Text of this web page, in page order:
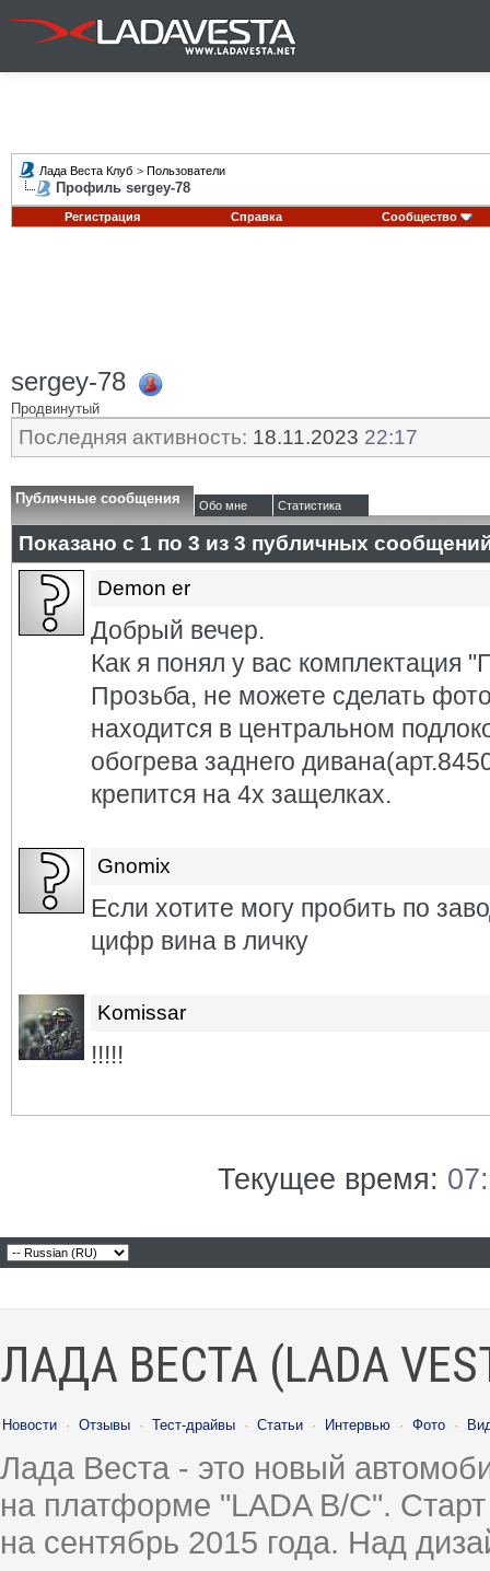
Лада Веста Клуб > Пользователи
Профиль sergey-78
Регистрация Справка Сообщество
sergey-78
Продвинутый
Последняя активность: 18.11.2023 22:17
Публичные сообщения Обо мне Статистика
Показано с 1 по 3 из 3 публичных
Demon er
Добрый вечер.
Как я понял у вас комплектация
Прозьба, не можете сделать
находится в центральном
обогрева заднего
крепится на 4х защелках.
Gnomix
Если хотите могу пробить по
цифр вина в личку
Komissar
!!!!!
Текущее время:
ЛАДА ВЕСТА (LADA
Новости · Отзывы · Тест-драйвы · Статьи · Интервью · Фото ·
Лада Веста - это новый
на платформе "LADA B/C".
на сентябрь 2015 года. Над